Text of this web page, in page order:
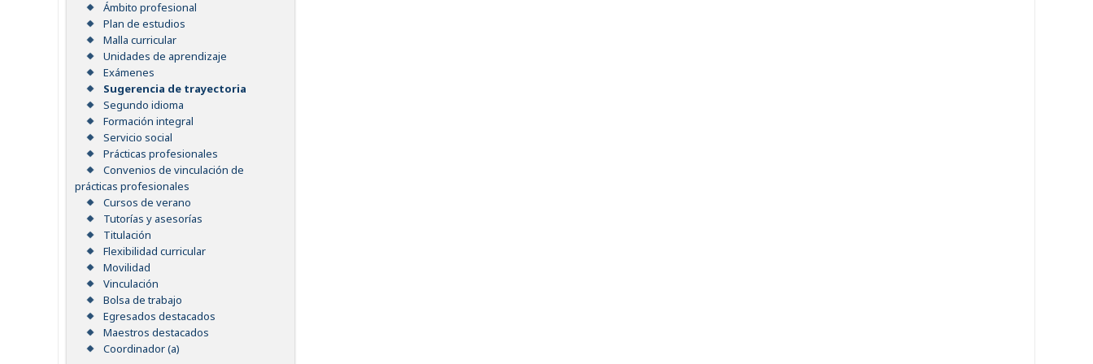
Ámbito profesional
Plan de estudios
Malla curricular
Unidades de aprendizaje
Exámenes
Sugerencia de trayectoria
Segundo idioma
Formación integral
Servicio social
Prácticas profesionales
Convenios de vinculación de
prácticas profesionales
Cursos de verano
Tutorías y asesorías
Titulación
Flexibilidad curricular
Movilidad
Vinculación
Bolsa de trabajo
Egresados destacados
Maestros destacados
Coordinador (a)